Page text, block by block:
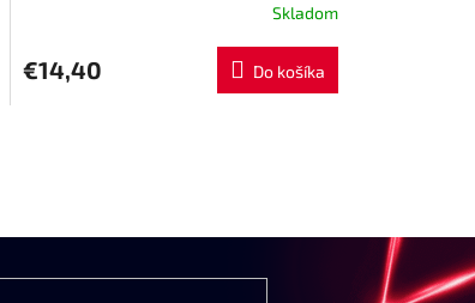
Skladom
€14,40 Do košíka